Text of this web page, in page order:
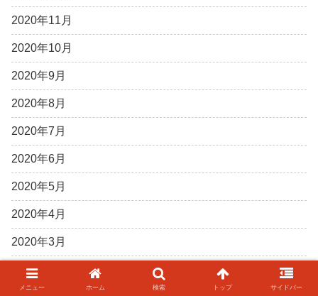
2020年11月
2020年10月
2020年9月
2020年8月
2020年7月
2020年6月
2020年5月
2020年4月
2020年3月
2020年2月
メニュー ホーム 検索 トップ サイドバー